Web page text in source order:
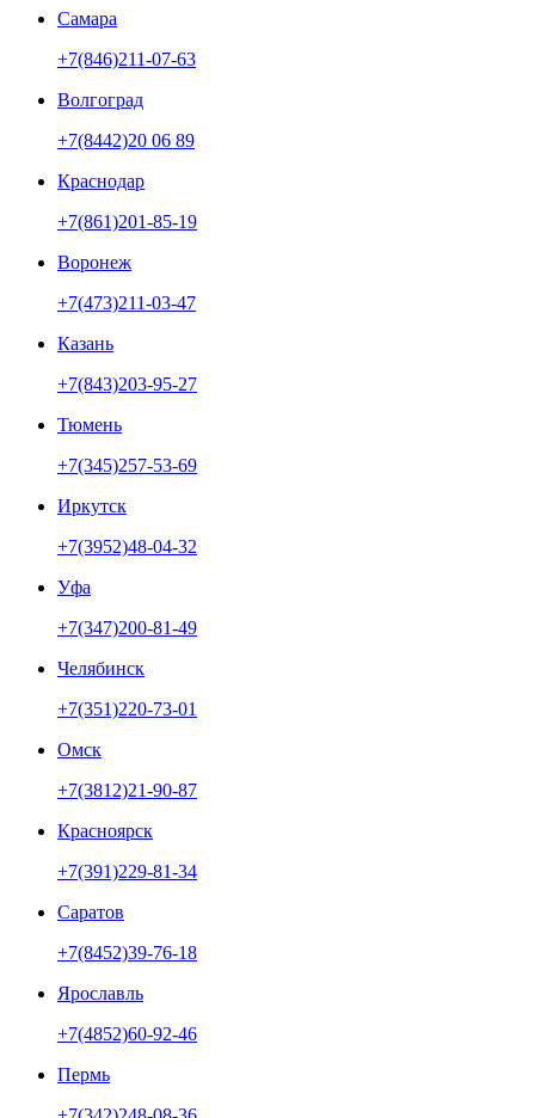
Самара
+7(846)211-07-63
Волгоград
+7(8442)20 06 89
Краснодар
+7(861)201-85-19
Воронеж
+7(473)211-03-47
Казань
+7(843)203-95-27
Тюмень
+7(345)257-53-69
Иркутск
+7(3952)48-04-32
Уфа
+7(347)200-81-49
Челябинск
+7(351)220-73-01
Омск
+7(3812)21-90-87
Красноярск
+7(391)229-81-34
Саратов
+7(8452)39-76-18
Ярославль
+7(4852)60-92-46
Пермь